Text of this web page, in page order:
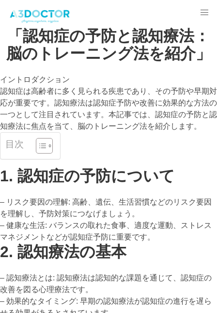
「認知症の予防と認知療法：
脳のトレーニング法を紹介」
イントロダクション
認知症は高齢者に多く見られる疾患であり、その予防や早期対
応が重要です。認知療法は認知症予防や改善に効果的な方法の
一つとして注目されています。本記事では、認知症の予防と認
知療法に焦点を当て、脳のトレーニング法を紹介します。
目次
1. 認知症の予防について
– リスク要因の理解: 高齢、遺伝、生活習慣などのリスク要因
を理解し、予防対策につなげましょう。
– 健康な生活: バランスの取れた食事、適度な運動、ストレス
マネジメントなどが認知症予防に重要です。
2. 認知療法の基本
– 認知療法とは: 認知療法は認知的な課題を通じて、認知症の
改善を図る心理療法です。
– 効果的なタイミング: 早期の認知療法が認知症の進行を遅ら